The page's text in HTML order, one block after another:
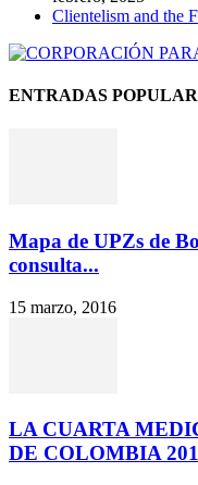
Clientelism and the
ENTRADAS
Mapa de UPZs de
consulta...
15 marzo, 2016
LA CUARTA
DE COLOMBIA